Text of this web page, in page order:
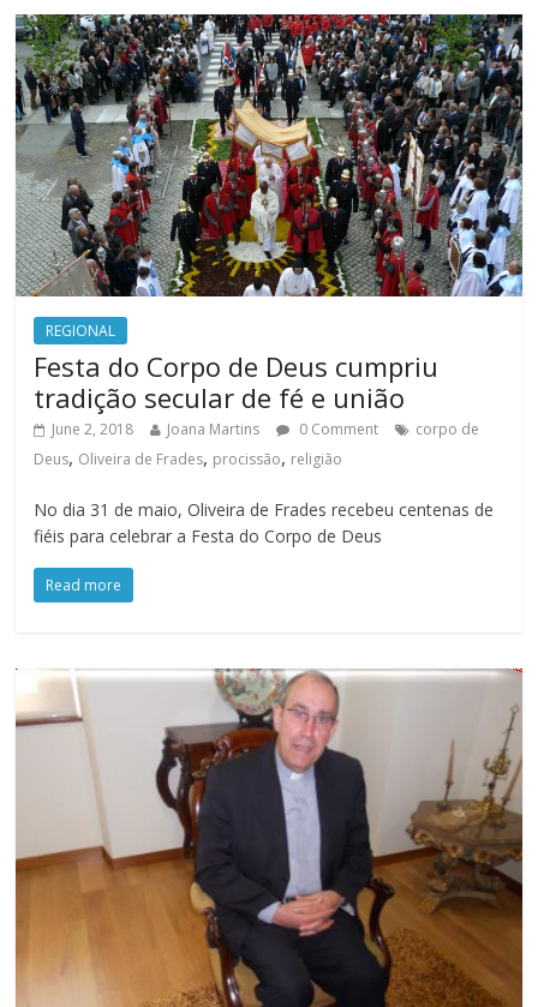
REGIONAL
Festa do Corpo de Deus cumpriu
tradição secular de fé e união
June 2, 2018 Joana Martins 0 Comment
corpo de
Deus, Oliveira de Frades, procissão, religião
No dia 31 de maio, Oliveira de Frades recebeu centenas de
fiéis para celebrar a Festa do Corpo de Deus
Read more